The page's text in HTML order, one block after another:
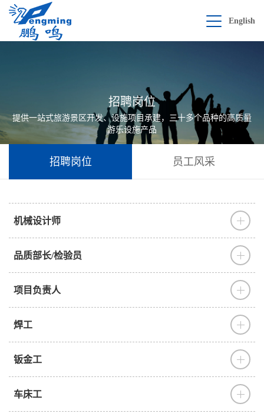
English
招聘岗位
提供一站式旅游景区开发、设施项目承建，三十多个品种的高质量
游乐设施产品
招聘岗位 员工风采
机械设计师
品质部长/检验员
项目负责人
焊工
钣金工
车床工